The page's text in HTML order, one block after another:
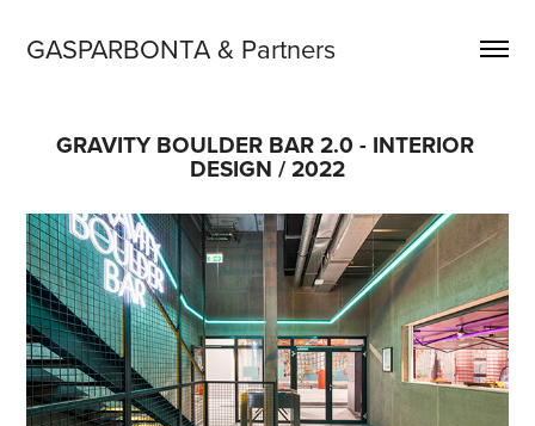
GASPARBONTA & Partners
GRAVITY BOULDER BAR 2.0 - INTERIOR
DESIGN / 2022